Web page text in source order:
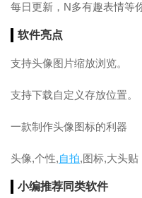
每日更新，N多有趣表情等
软件亮点
支持头像图片缩放浏览。
支持下载自定义存放位置。
一款制作头像图标的利器
头像,个性,自拍,图标,大头贴
小编推荐同类软件